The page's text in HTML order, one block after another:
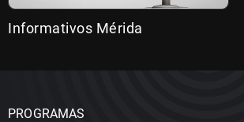
Informativos Mérida
PROGRAMAS